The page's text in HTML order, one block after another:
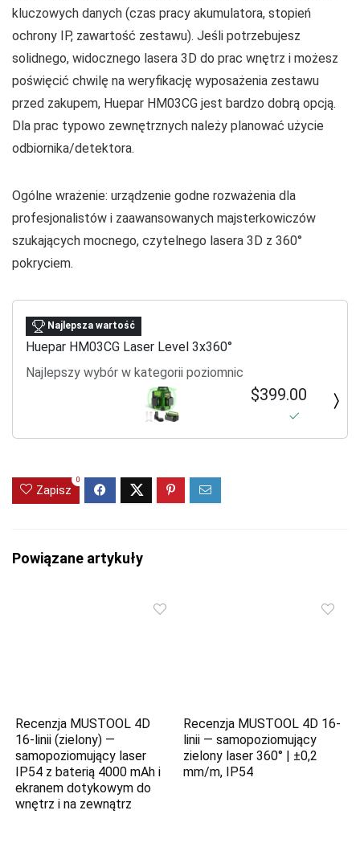
kluczowych danych (czas pracy akumulatora, stopień
ochrony IP, zawartość zestawu). Jeśli potrzebujesz
solidnego, widocznego lasera 3D do prac wnętrz i możesz
poświęcić chwilę na weryfikację wyposażenia zestawu
przed zakupem, Huepar HM03CG jest bardzo dobrą opcją.
Dla prac typowo zewnętrznych należy planować użycie
odbiornika/detektora.
Ogólne wrażenie: urządzenie godne rozważenia dla
profesjonalistów i zaawansowanych majsterkowiczów
szukających mocnego, czytelnego lasera 3D z 360°
pokryciem.
Najlepsza wartość
Huepar HM03CG Laser Level 3x360°
Najlepszy wybór w kategorii poziomnic
$399.00
Zapisz
0
Powiązane artykuły
Recenzja MUSTOOL 4D
16‑linii (zielony) —
samopoziomujący laser
IP54 z baterią 4000 mAh i
ekranem dotykowym do
wnętrz i na zewnątrz
Recenzja MUSTOOL 4D 16-
linii — samopoziomujący
zielony laser 360° | ±0,2
mm/m, IP54